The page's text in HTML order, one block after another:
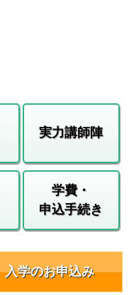
実力講師陣
学費・
申込手続き
入学のお申込み